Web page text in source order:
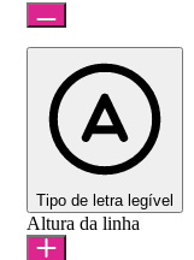
Tipo de letra legível
Altura da linha